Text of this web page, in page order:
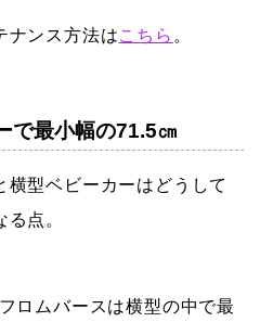
ナンス方法はこちら 。
で最小幅の71.5㎝
型ベビーカーはどうして
点。
ロムバースは横型の中で最